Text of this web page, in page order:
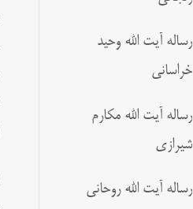
رساله آیت الله وحید
خراسانی
رساله آیت الله مکارم
شیرازی
رساله آیت الله روحانی